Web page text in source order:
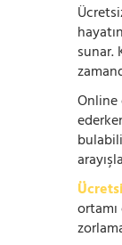
sunar.
Online